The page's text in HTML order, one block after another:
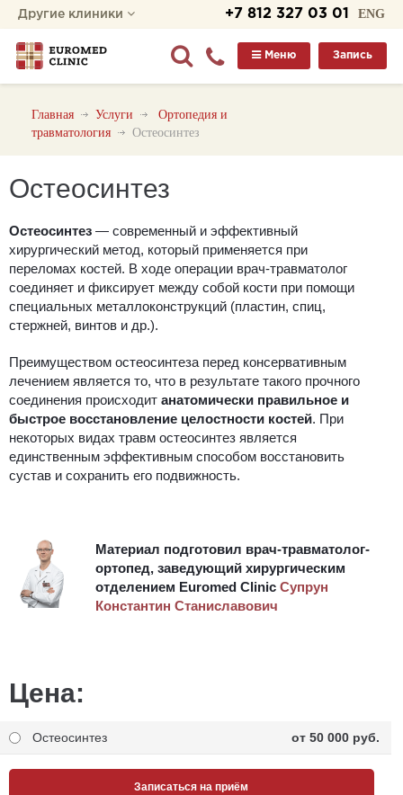
ENG
+7 812 327 03 01
Другие клиники
Запись
Меню
Главная Услуги
Ортопедия и
травматология
Остеосинтез
Остеосинтез
Остеосинтез — современный и эффективный
хирургический метод, который применяется при
переломах костей. В ходе операции врач-травматолог
соединяет и фиксирует между собой кости при помощи
специальных металлоконструкций (пластин, спиц,
стержней, винтов и др.).
Преимуществом остеосинтеза перед консервативным
лечением является то, что в результате такого прочного
соединения происходит анатомически правильное и
быстрое восстановление целостности костей. При
некоторых видах травм остеосинтез является
единственным эффективным способом восстановить
сустав и сохранить его подвижность.
Материал подготовил врач-травматолог-
ортопед, заведующий хирургическим
отделением Euromed Clinic Супрун
Константин Станиславович
Цена:
Остеосинтез от 50 000 pуб.
Записаться на приём